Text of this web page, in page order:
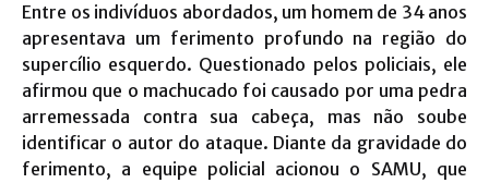
Entre os indivíduos abordados, um homem de 34 anos
apresentava um ferimento profundo na região do
supercílio esquerdo. Questionado pelos policiais, ele
afirmou que o machucado foi causado por uma pedra
arremessada contra sua cabeça, mas não soube
identificar o autor do ataque. Diante da gravidade do
ferimento, a equipe policial acionou o SAMU, que